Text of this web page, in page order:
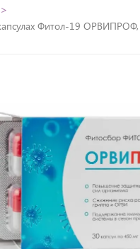
>
Фитол-19 ОРВИПРОФ,